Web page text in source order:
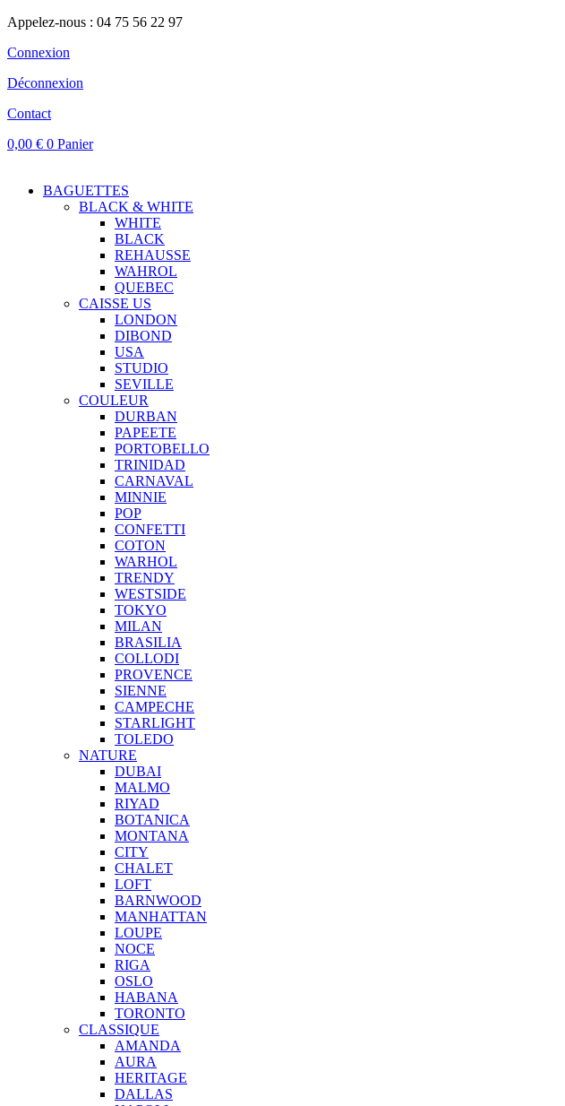
Appelez-nous : 04 75 56 22 97
Connexion
Déconnexion
Contact
0,00 € 0 Panier
BAGUETTES
BLACK & WHITE
WHITE
BLACK
REHAUSSE
WAHROL
QUEBEC
CAISSE US
LONDON
DIBOND
USA
STUDIO
SEVILLE
COULEUR
DURBAN
PAPEETE
PORTOBELLO
TRINIDAD
CARNAVAL
MINNIE
POP
CONFETTI
COTON
WARHOL
TRENDY
WESTSIDE
TOKYO
MILAN
BRASILIA
COLLODI
PROVENCE
SIENNE
CAMPECHE
STARLIGHT
TOLEDO
NATURE
DUBAI
MALMO
RIYAD
BOTANICA
MONTANA
CITY
CHALET
LOFT
BARNWOOD
MANHATTAN
LOUPE
NOCE
RIGA
OSLO
HABANA
TORONTO
CLASSIQUE
AMANDA
AURA
HERITAGE
DALLAS